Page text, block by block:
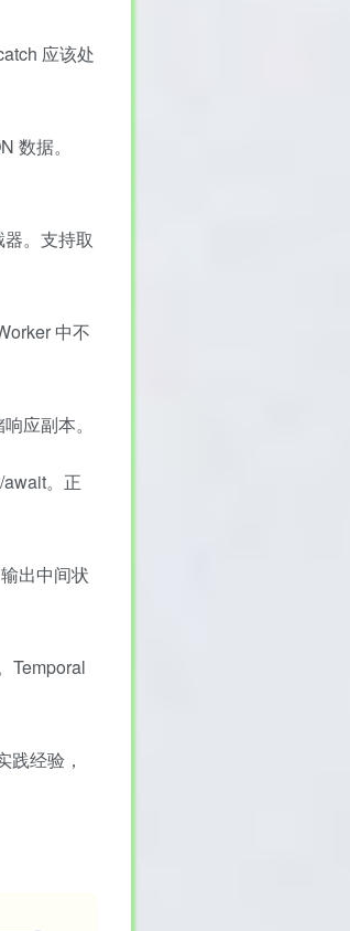
应该处
数据。
。支持取
中不
应副本。
。正
出中间状
Temporal
经验，